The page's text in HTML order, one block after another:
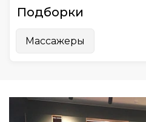
Подборки
Массажеры